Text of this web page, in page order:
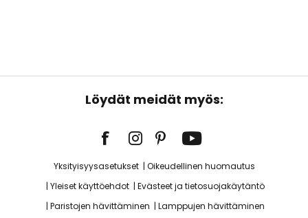
Löydät meidät myös:
Yksityisyysasetukset
Oikeudellinen huomautus
Yleiset käyttöehdot
Evästeet ja tietosuojakäytäntö
Paristojen hävittäminen
Lamppujen hävittäminen